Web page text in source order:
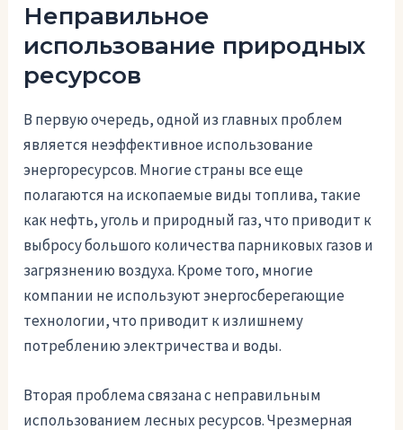
Неправильное
использование природных
ресурсов
В первую очередь, одной из главных проблем
является неэффективное использование
энергоресурсов. Многие страны все еще
полагаются на ископаемые виды топлива, такие
как нефть, уголь и природный газ, что приводит к
выбросу большого количества парниковых газов и
загрязнению воздуха. Кроме того, многие
компании не используют энергосберегающие
технологии, что приводит к излишнему
потреблению электричества и воды.
Вторая проблема связана с неправильным
использованием лесных ресурсов. Чрезмерная